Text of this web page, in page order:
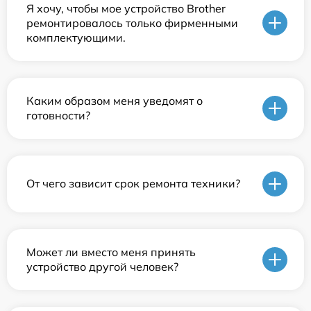
Я хочу, чтобы мое устройство Brother
ремонтировалось только фирменными
комплектующими.
Каким образом меня уведомят о
готовности?
От чего зависит срок ремонта техники?
Может ли вместо меня принять
устройство другой человек?